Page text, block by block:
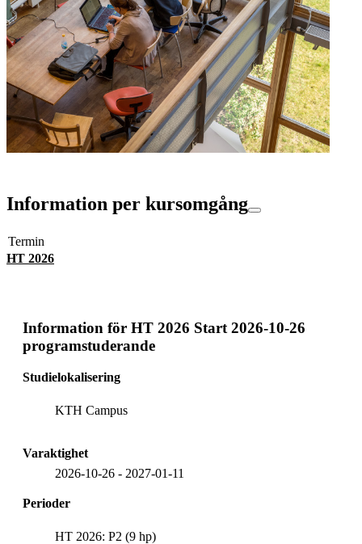
Information per kursomgång
Termin
HT 2026
Information för HT 2026 Start 2026-10-26
programstuderande
Studielokalisering
KTH Campus
Varaktighet
2026-10-26 - 2027-01-11
Perioder
HT 2026: P2 (9 hp)